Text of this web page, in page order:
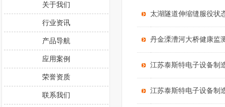
关于我们
行业资讯
产品导航
应用案例
荣誉资质
联系我们
太湖隧道伸缩缝服役状
丹金溧漕河大桥健康监
江苏泰斯特电子设备制
江苏泰斯特电子设备制